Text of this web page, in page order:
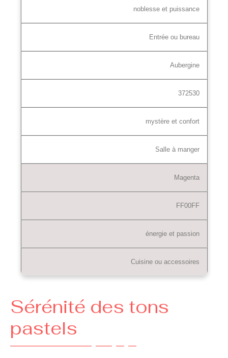
noblesse et puissance
Entrée ou bureau
Aubergine
372530
mystère et confort
Salle à manger
Magenta
FF00FF
énergie et passion
Cuisine ou accessoires
Sérénité des tons
pastels